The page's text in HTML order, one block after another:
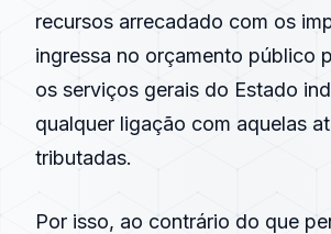
recursos arrecadado com os
ingressa no orçamento público
os serviços gerais do Estado
qualquer ligação com aquelas
tributadas.
Por isso, ao contrário do que